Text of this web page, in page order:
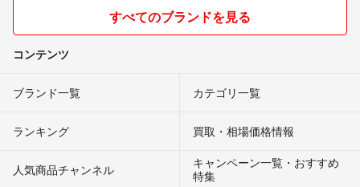
すべてのブランドを見る
コンテンツ
ブランド一覧 カテゴリ一覧
ランキング 買取・相場価格情報
人気商品チャンネル
キャンペーン一覧・おすすめ
特集